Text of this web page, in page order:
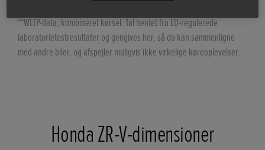
**WLTP-data, kombineret kørsel. Tal hentet fra EU-regulerede
laboratorietestresultater og gengives her, så du kan sammenligne
med andre biler, og afspejler muligvis ikke virkelige køreoplevelser.
Honda ZR-V-dimensioner